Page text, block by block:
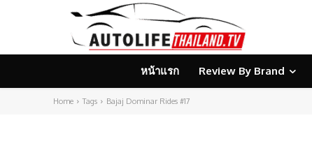
หน้าแรก Review By Brand
Home Tags Bajaj Dominar Rides #17